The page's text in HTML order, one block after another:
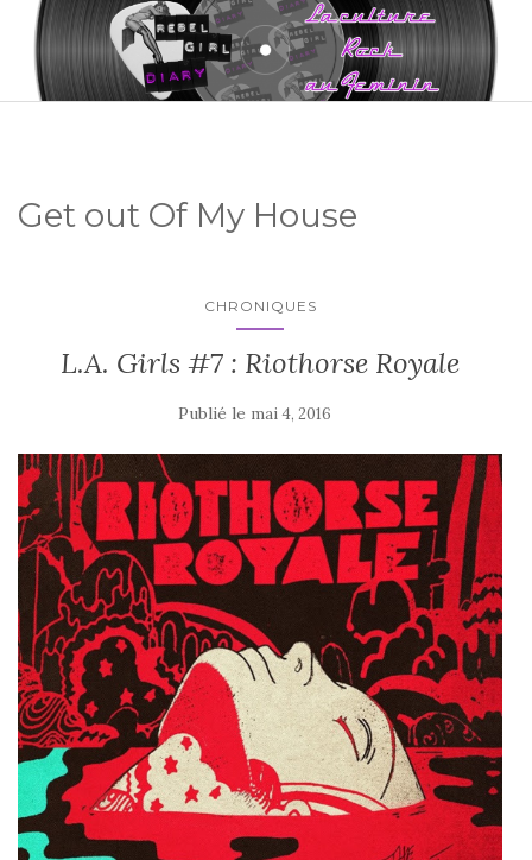
Get out Of My House
CHRONIQUES
L.A. Girls #7 : Riothorse Royale
Publié le mai 4, 2016